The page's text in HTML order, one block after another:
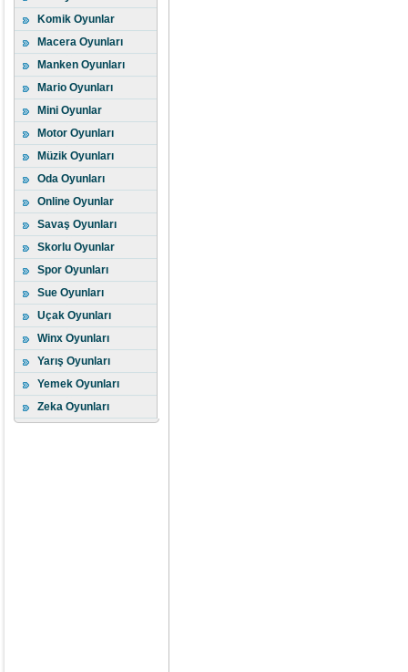
Komik Oyunlar
Macera Oyunları
Manken Oyunları
Mario Oyunları
Mini Oyunlar
Motor Oyunları
Müzik Oyunları
Oda Oyunları
Online Oyunlar
Savaş Oyunları
Skorlu Oyunlar
Spor Oyunları
Sue Oyunları
Uçak Oyunları
Winx Oyunları
Yarış Oyunları
Yemek Oyunları
Zeka Oyunları